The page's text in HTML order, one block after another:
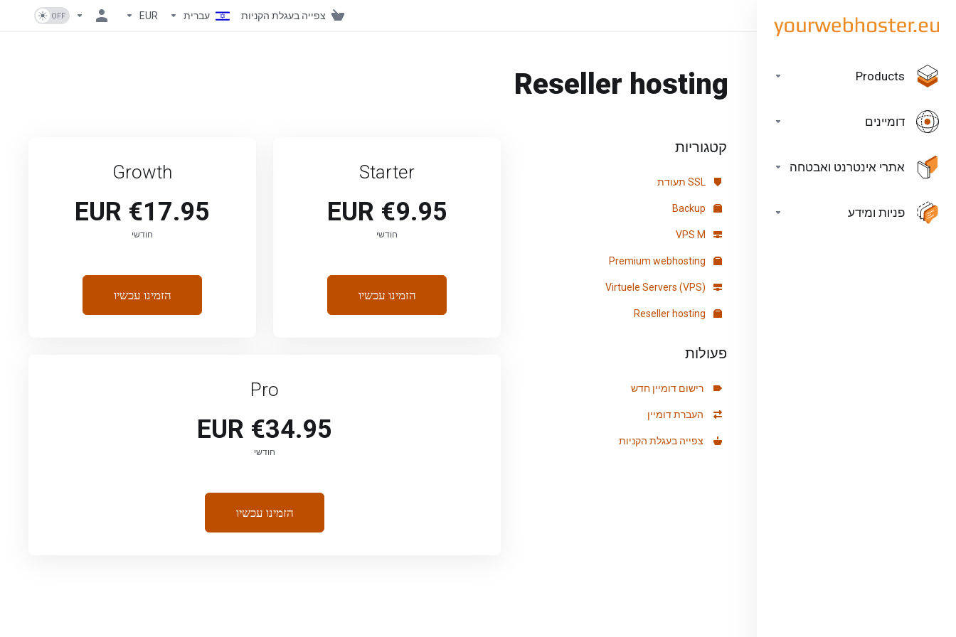
Products
דומיינים
אתרי אינטרנט ואבטחה
פניות ומידע
צפייה בעגלת הקניות עברית EUR
Reseller hosting
קטגוריות
פעולות
רישום דומיין חדש
העברת דומיין
צפייה בעגלת הקניות
Starter
€9.95 EUR
חודשי
הזמינו עכשיו
Growth
€17.95 EUR
חודשי
הזמינו עכשיו
Pro
€34.95 EUR
חודשי
הזמינו עכשיו